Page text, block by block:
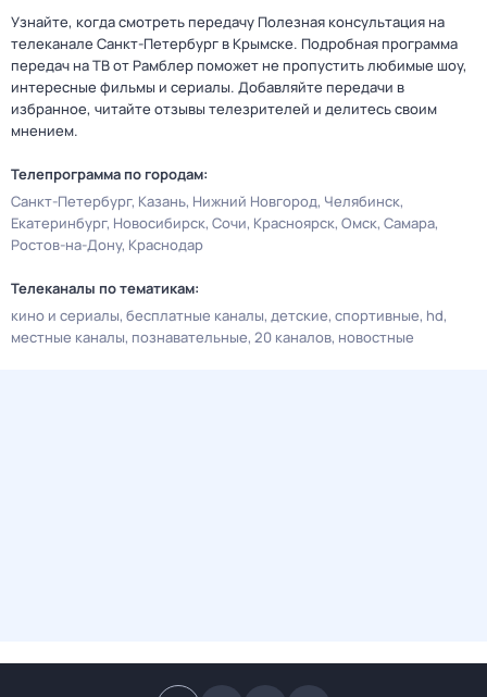
Узнайте, когда смотреть передачу Полезная консультация на
телеканале Санкт-Петербург в Крымске. Подробная программа
передач на ТВ от Рамблер поможет не пропустить любимые шоу,
интересные фильмы и сериалы. Добавляйте передачи в
избранное, читайте отзывы телезрителей и делитесь своим
мнением.
Телепрограмма по городам:
Санкт-Петербург Казань Нижний Новгород Челябинск
Екатеринбург Новосибирск Сочи Красноярск Омск Самара
Ростов-на-Дону Краснодар
Телеканалы по тематикам:
кино и сериалы бесплатные каналы детские спортивные hd
местные каналы познавательные 20 каналов новостные